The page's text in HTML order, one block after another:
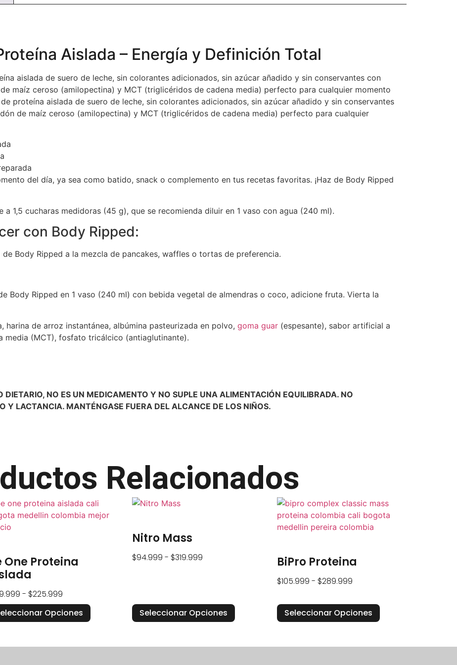
Aislada – Energía y Definición Total
aislada de suero de leche, sin colorantes adicionados, sin azúcar añadido y sin conservantes con
maíz ceroso (amilopectina) y MCT (triglicéridos de cadena media) perfecto para cualquier momento
proteína aislada de suero de leche, sin colorantes adicionados, sin azúcar añadido y sin conservantes
de maíz ceroso (amilopectina) y MCT (triglicéridos de cadena media) perfecto para cualquier
del día, ya sea como batido, snack o complemento en tus recetas favoritas. ¡Haz de Body Ripped
a 1,5 cucharas medidoras (45 g), que se recomienda diluir en 1 vaso con agua (240 ml).
con Body Ripped:
Body Ripped a la mezcla de pancakes, waffles o tortas de preferencia.
Body Ripped en 1 vaso (240 ml) con bebida vegetal de almendras o coco, adicione fruta. Vierta la
harina de arroz instantánea, albúmina pasteurizada en polvo, goma guar (espesante), sabor artificial a
media (MCT), fosfato tricálcico (antiaglutinante).
DIETARIO, NO ES UN MEDICAMENTO Y NO SUPLE UNA ALIMENTACIÓN EQUILIBRADA. NO
Y LACTANCIA. MANTÉNGASE FUERA DEL ALCANCE DE LOS NIÑOS.
Relacionados
One Proteina
- $225.999
Opciones
Nitro Mass
$94.999 - $319.999
Seleccionar Opciones
BiPro Proteina
$105.999 - $289.999
Seleccionar Opciones